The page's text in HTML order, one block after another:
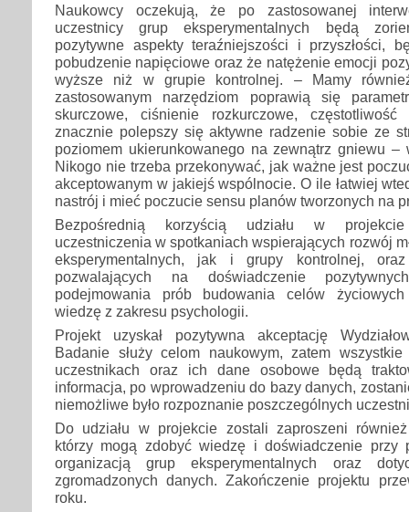
Naukowcy oczekują, że po zastosowanej
uczestnicy grup eksperymentalnych będą
pozytywne aspekty teraźniejszości i przyszłości,
pobudzenie napięciowe oraz że natężenie emocji
wyższe niż w grupie kontrolnej. – Mamy
zastosowanym narzędziom poprawią się
skurczowe, ciśnienie rozkurczowe,
znacznie polepszy się aktywne radzenie sobie ze
poziomem ukierunkowanego na zewnątrz gniewu –
Nikogo nie trzeba przekonywać, jak ważne jest
akceptowanym w jakiejś wspólnocie. O ile łatwiej
nastrój i mieć poczucie sensu planów tworzonych na
Bezpośrednią korzyścią udziału w
uczestniczenia w spotkaniach wspierających rozwój
eksperymentalnych, jak i grupy kontrolnej,
pozwalających na doświadczenie
podejmowania prób budowania celów
wiedzę z zakresu psychologii.
Projekt uzyskał pozytywna akceptację
Badanie służy celom naukowym, zatem
uczestnikach oraz ich dane osobowe będą
informacja, po wprowadzeniu do bazy danych,
niemożliwe było rozpoznanie poszczególnych
Do udziału w projekcie zostali zaproszeni
którzy mogą zdobyć wiedzę i doświadczenie przy
organizacją grup eksperymentalnych oraz
zgromadzonych danych. Zakończenie projektu
roku.